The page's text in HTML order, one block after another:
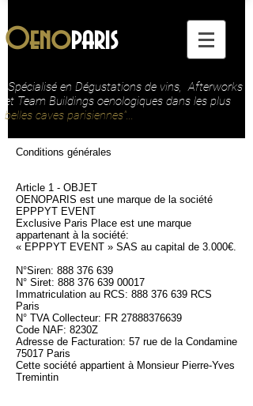
Oenoparis
"Spécialisé en Dégustations de vins, Afterworks
et Team Buildings oenologiques dans les plus
belles caves parisiennes"...
Conditions générales
Article 1 - OBJET
OENOPARIS est une marque de la société
EPPPYT EVENT
Exclusive Paris Place est une marque
appartenant à la société:
« EPPPYT EVENT » SAS au capital de 3.000€.
N°Siren: 888 376 639
N° Siret: 888 376 639 00017
Immatriculation au RCS: 888 376 639 RCS
Paris
N° TVA Collecteur: FR 27888376639
Code NAF: 8230Z
Adresse de Facturation: 57 rue de la Condamine
75017 Paris
Cette société appartient à Monsieur Pierre-Yves
Tremintin